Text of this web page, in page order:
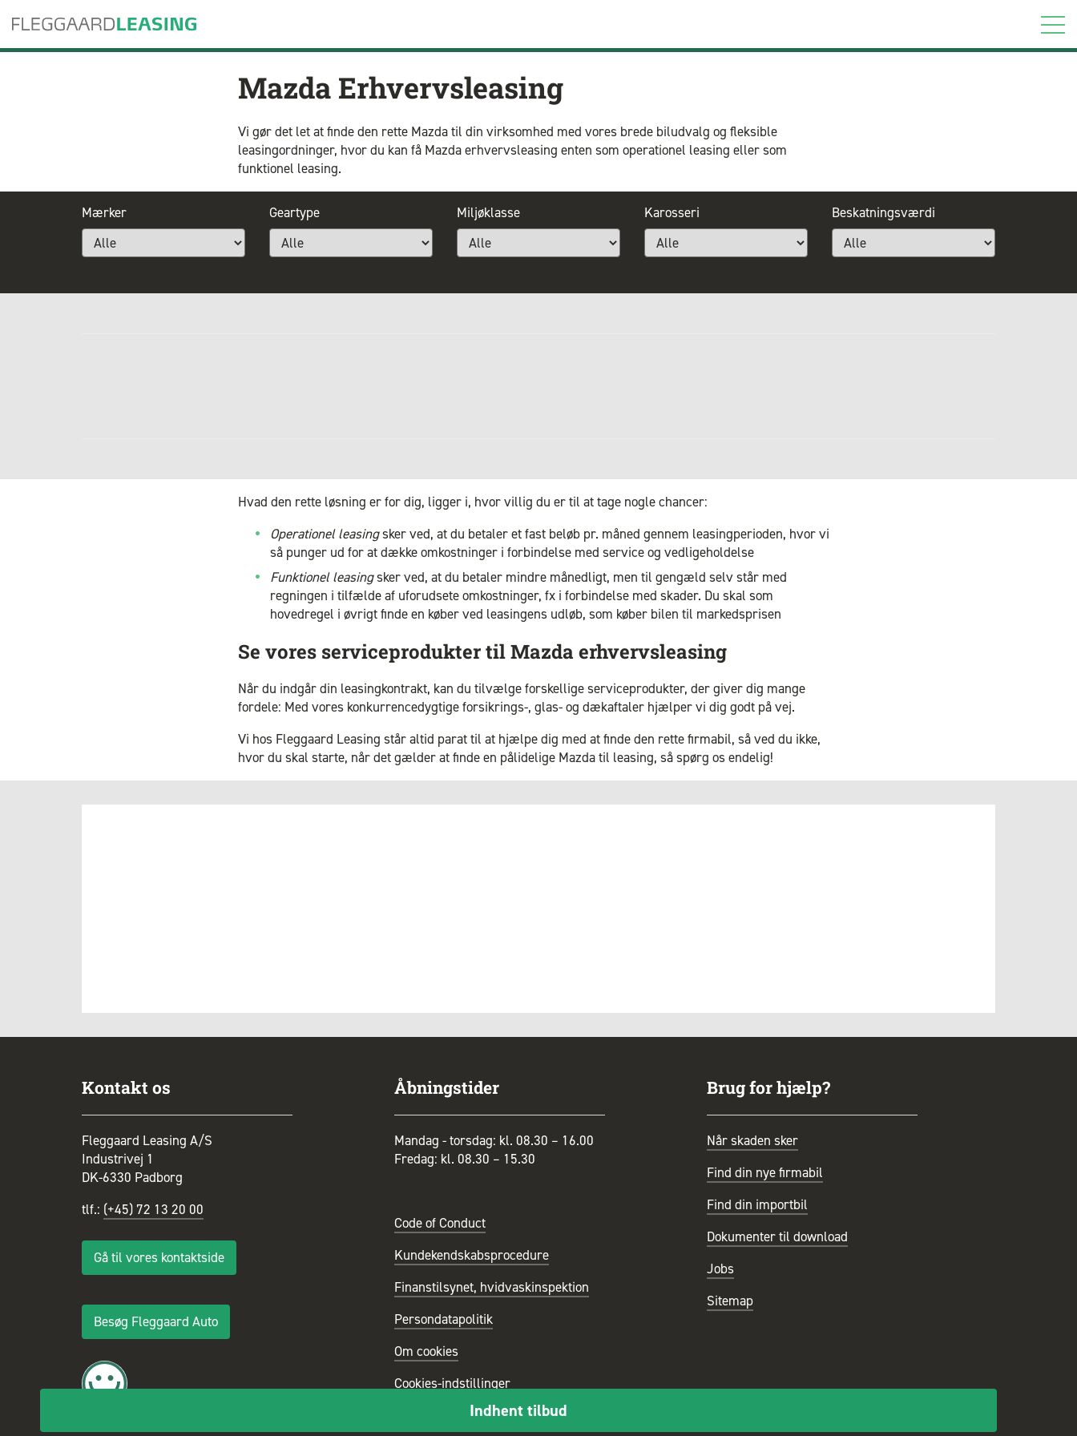
Mazda Erhvervsleasing
Vi gør det let at finde den rette Mazda til din virksomhed med vores brede biludvalg og fleksible
leasingordninger, hvor du kan få Mazda erhvervsleasing enten som operationel leasing eller som
funktionel leasing.
Mærker Geartype Miljøklasse Karosseri Beskatningsværdi
Hvad den rette løsning er for dig, ligger i, hvor villig du er til at tage nogle chancer:
Operationel leasingsker ved, at du betaler et fast beløb pr. måned gennem leasingperioden, hvor vi
så punger ud for at dække omkostninger i forbindelse med service og vedligeholdelse
Funktionel leasingsker ved, at du betaler mindre månedligt, men til gengæld selv står med
regningen i tilfælde af uforudsete omkostninger, fx i forbindelse med skader. Du skal som
hovedregel i øvrigt finde en køber ved leasingens udløb, som køber bilen til markedsprisen
Se vores serviceprodukter til Mazda erhvervsleasing
Når du indgår din leasingkontrakt, kan du tilvælge forskellige serviceprodukter, der giver dig mange
fordele: Med vores konkurrencedygtige forsikrings-, glas- og dækaftaler hjælper vi dig godt på vej.
Vi hos Fleggaard Leasing står altid parat til at hjælpe dig med at finde den rette firmabil, så ved du ikke,
hvor du skal starte, når det gælder at finde en pålidelige Mazda til leasing, så spørg os endelig!
Kontakt os
Fleggaard Leasing A/S
Industrivej 1
DK-6330 Padborg
tlf.: (+45) 72 13 20 00
Gå til vores kontaktside
Besøg Fleggaard Auto
Åbningstider
Mandag - torsdag: kl. 08.30 – 16.00
Fredag: kl. 08.30 – 15.30
Code of Conduct
Kundekendskabsprocedure
Finanstilsynet, hvidvaskinspektion
Persondatapolitik
Om cookies
Cookies-indstillinger
Brug for hjælp?
Når skaden sker
Find din nye firmabil
Find din importbil
Dokumenter til download
Jobs
Sitemap
Indhent tilbud